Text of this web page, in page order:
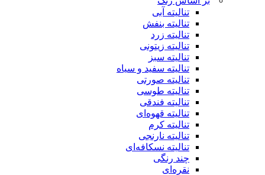
تنالیته آبی
تنالیته بنفش
تنالیته زرد
تنالیته زیتونی
تنالیته سبز
تنالیته سفید و سیاه
تنالیته صورتی
تنالیته طوسی
تنالیته فندقی
تنالیته قهوه‌ای
تنالیته کرم
تنالیته نارنجی
تنالیته نسکافه‌ای
چند رنگی
نقره‌ای